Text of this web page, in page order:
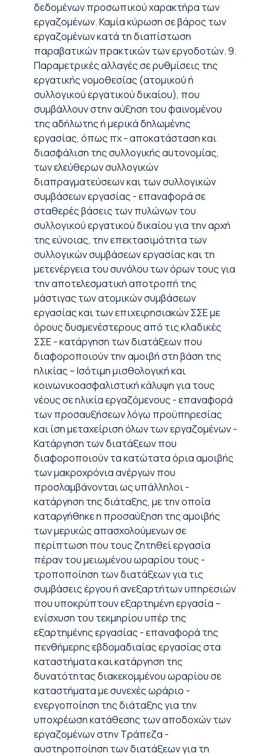
δεδομένων προσωπικού χαρακτήρα των
εργαζομένων. Καμία κύρωση σε βάρος των
εργαζομένων κατά τη διαπίστωση
παραβατικών πρακτικών των εργοδοτών. 9.
Παραμετρικές αλλαγές σε ρυθμίσεις της
εργατικής νομοθεσίας (ατομικού ή
συλλογικού εργατικού δικαίου), που
συμβάλλουν στην αύξηση του φαινομένου
της αδήλωτης ή μερικά δηλωμένης
εργασίας, όπως πχ - αποκατάσταση και
διασφάλιση της συλλογικής αυτονομίας,
των ελεύθερων συλλογικών
διαπραγματεύσεων και των συλλογικών
συμβάσεων εργασίας - επαναφορά σε
σταθερές βάσεις των πυλώνων του
συλλογικού εργατικού δικαίου για την αρχή
της εύνοιας, την επεκτασιμότητα των
συλλογικών συμβάσεων εργασίας και τη
μετενέργεια του συνόλου των όρων τους για
την αποτελεσματική αποτροπή της
μάστιγας των ατομικών συμβάσεων
εργασίας και των επιχειρησιακών ΣΣΕ με
όρους δυσμενέστερους από τις κλαδικές
ΣΣΕ - κατάργηση των διατάξεων που
διαφοροποιούν την αμοιβή στη βάση της
ηλικίας – Ισότιμη μισθολογική και
κοινωνικοασφαλιστική κάλυψη για τους
νέους σε ηλικία εργαζόμενους - επαναφορά
των προσαυξήσεων λόγω προϋπηρεσίας
και ίση μεταχείριση όλων των εργαζομένων -
Κατάργηση των διατάξεων που
διαφοροποιούν τα κατώτατα όρια αμοιβής
των μακροχρόνια ανέργων που
προσλαμβάνονται ως υπάλληλοι -
κατάργηση της διάταξης, με την οποία
καταργήθηκε η προσαύξηση της αμοιβής
των μερικώς απασχολούμενων σε
περίπτωση που τους ζητηθεί εργασία
πέραν του μειωμένου ωραρίου τους -
τροποποίηση των διατάξεων για τις
συμβάσεις έργου ή ανεξαρτήτων υπηρεσιών
που υποκρύπτουν εξαρτημένη εργασία –
ενίσχυση του τεκμηρίου υπέρ της
εξαρτημένης εργασίας - επαναφορά της
πενθήμερης εβδομαδιαίας εργασίας στα
καταστήματα και κατάργηση της
δυνατότητας διακεκομμένου ωραρίου σε
καταστήματα με συνεχές ωράριο -
ενεργοποίηση της διάταξης για την
υποχρέωση κατάθεσης των αποδοχών των
εργαζομένων στην Τράπεζα -
αυστηροποίηση των διατάξεων για τη